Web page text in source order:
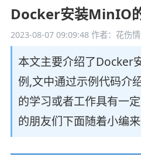
Docker安装MinIO
2023-08-07 09:09:48作者：花伤
本文主要介绍了Docker
例,文中通过示例代码介
的学习或者工作具有一
的朋友们下面随着小编